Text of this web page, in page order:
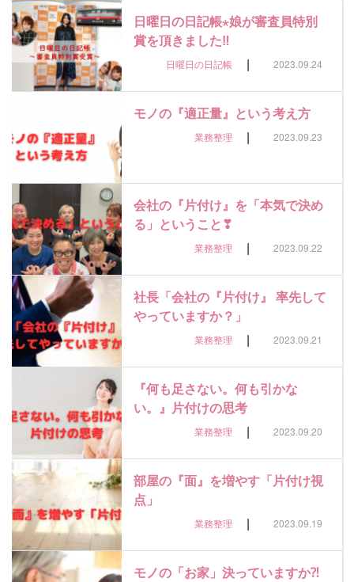
日曜日の日記帳⋆娘が審査員特別
賞を頂きました‼
日曜日の日記帳 | 2023.09.24
モノの『適正量』という考え方
業務整理 | 2023.09.23
会社の『片付け』を「本気で決め
る」ということ❣
業務整理 | 2023.09.22
社長「会社の『片付け』 率先して
やっていますか？」
業務整理 | 2023.09.21
『何も足さない。何も引かな
い。』片付けの思考
業務整理 | 2023.09.20
部屋の『面』を増やす「片付け視
点」
業務整理 | 2023.09.19
モノの「お家」決っていますか⁈